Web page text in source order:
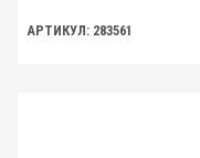
АРТИКУЛ: 283561